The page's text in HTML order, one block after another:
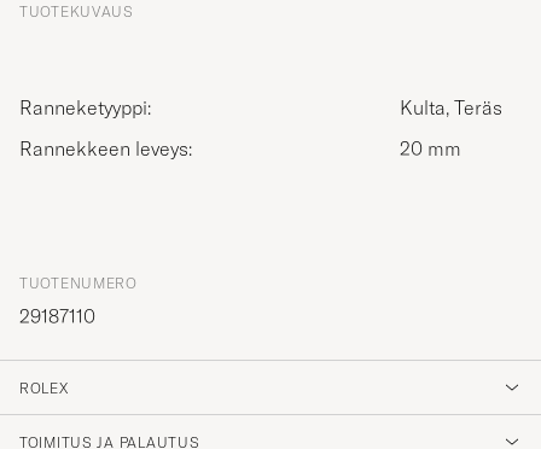
TUOTEKUVAUS
Ranneketyyppi:
Kulta, Teräs
Rannekkeen leveys:
20 mm
TUOTENUMERO
29187110
ROLEX
TOIMITUS JA PALAUTUS